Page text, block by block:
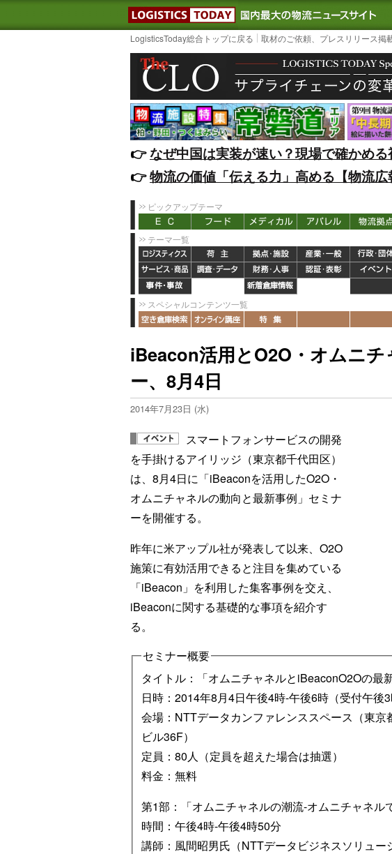
LOGISTICS TODAY｜国内最
LogisticsToday総合トップに戻る 取材のご依頼、プレスリリース掲
👉️なぜ中国は実装が速い？現場で確かめ
👉️物流の価値「伝える力」高める【物流
ピックアップテーマ
テーマ一覧
スペシャルコンテンツ一覧
iBeacon活用とO2O・オムニ
ー、8月4日
2014年7月23日 (水)
スマートフォンサービスの開発
を手掛けるアイリッジ（東京都千代田区）
は、8月4日に「iBeaconを活用したO2O・
オムニチャネルの動向と最新事例」セミナ
ーを開催する。
昨年に米アップル社が発表して以来、O2O
施策に有効活用できると注目を集めている
「iBeacon」を利用した集客事例を交え、
iBeaconに関する基礎的な事項を紹介す
る。
セミナー概要
タイトル：「オムニチャネルとiBeaconO2Oの最
日時：2014年8月4日午後4時-午後6時（受付午後3
会場：NTTデータカンファレンススペース（東
ビル36F）
定員：80人（定員を超えた場合は抽選）
料金：無料
第1部：「オムニチャネルの潮流-オムニチャネル
時間：午後4時-午後4時50分
講師：風間昭男氏（NTTデータビジネスソリュー